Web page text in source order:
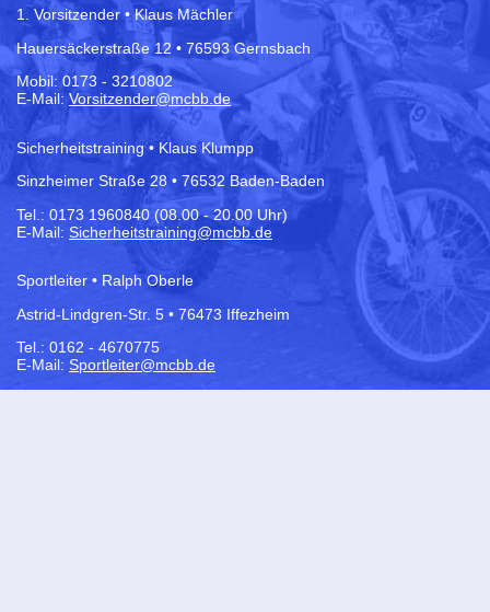
1. Vorsitzender • Klaus Mächler
Hauersäckerstraße 12 • 76593 Gernsbach
Mobil: 0173 - 3210802
E-Mail:Vorsitzender@mcbb.de
Sicherheitstraining • Klaus Klumpp
Sinzheimer Straße 28 • 76532 Baden-Baden
Tel.: 0173 1960840 (08.00 - 20.00 Uhr)
E-Mail: Sicherheitstraining@mcbb.de
Sportleiter • Ralph Oberle
Astrid-Lindgren-Str. 5 • 76473 Iffezheim
Tel.: 0162 - 4670775
E-Mail: Sportleiter@mcbb.de